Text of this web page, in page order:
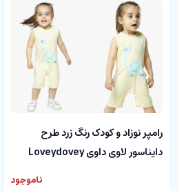
رامپر نوزاد و کودک رنگ زرد طرح
دایناسور لاوی داوی Loveydovey
ناموجود